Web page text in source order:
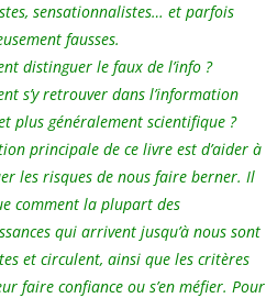
sensationnalistes… et parfois
fausses.
distinguer le faux de l’info ?
s’y retrouver dans l’information
plus généralement scientifique ?
principale de ce livre est d’aider à
les risques de nous faire berner. Il
comment la plupart des
qui arrivent jusqu’à nous sont
et circulent, ainsi que les critères
faire confiance ou s’en méfier. Pour